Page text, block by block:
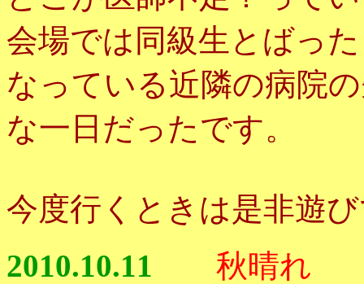
会場では同級生とばっ
なっている近隣の病院
な一日だったです。
今度行くときは是非遊
2010.10.11
秋晴れ